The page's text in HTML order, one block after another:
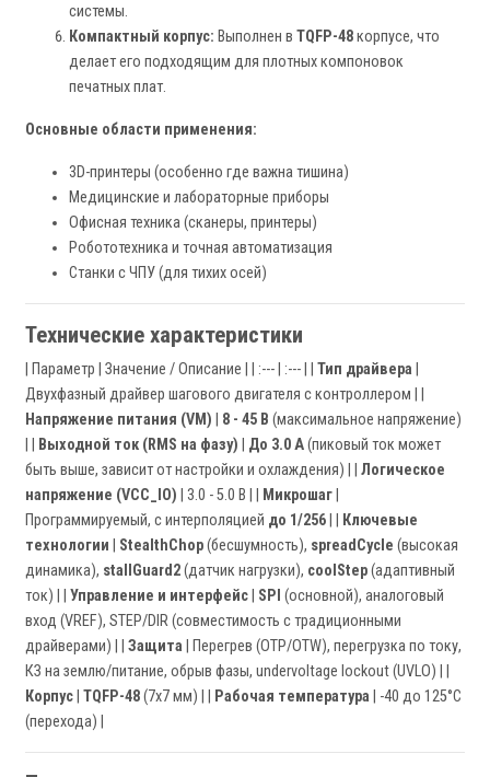
системы.
Компактный корпус: Выполнен в TQFP-48корпусе, что
делает его подходящим для плотных компоновок
печатных плат.
Основные области применения:
3D-принтеры (особенно где важна тишина)
Медицинские и лабораторные приборы
Офисная техника (сканеры, принтеры)
Робототехника и точная автоматизация
Станки с ЧПУ (для тихих осей)
Технические характеристики
| Параметр | Значение / Описание | | :--- | :--- | | Тип драйвера
Двухфазный драйвер шагового двигателя с контроллером | |
Напряжение питания (VM)
8 - 45 В (максимальное напряжение)
Выходной ток (RMS на фазу) До 3.0 А(пиковый ток может
быть выше, зависит от настройки и охлаждения) | | Логическое
напряжение (VCC_IO) | 3.0 - 5.0 В | | Микрошаг
Программируемый, с интерполяцией до 1/256
Ключевые
технологии
StealthChop(бесшумность), spreadCycle (высокая
динамика), stallGuard2(датчик нагрузки), coolStep(адаптивный
ток) | | Управление и интерфейс SPI (основной), аналоговый
вход (VREF), STEP/DIR (совместимость с традиционными
драйверами) | | Защита | Перегрев (OTP/OTW), перегрузка по току,
КЗ на землю/питание, обрыв фазы, undervoltage lockout (UVLO) | |
Корпус TQFP-48(7x7 мм) | | Рабочая температура | -40 до 125°C
(перехода) |